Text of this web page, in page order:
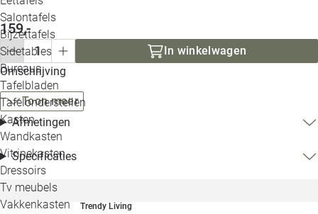
Salontafels
Bijzettafels
Sidetables
Bureaus
Tafelbladen
Tafelonderstellen
Kasten
Wandkasten
Vitrinekasten
Dressoirs
Tv meubels
Vakkenkasten
159,-
In winkelwagen
Omschrijving
Toon meer
Afmetingen
Specificaties
Trendy Living